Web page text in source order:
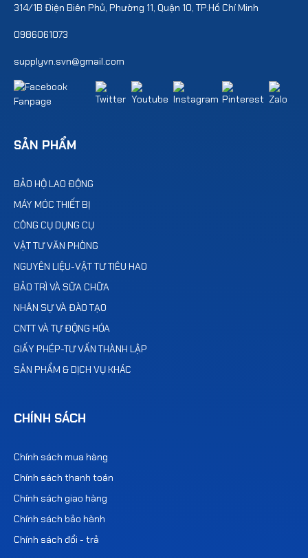
314/1B Điện Biên Phủ, Phường 11, Quận 10, TP.Hồ Chí Minh
0986061073
supplyvn.svn@gmail.com
SẢN PHẨM
BẢO HỘ LAO ĐỘNG
MÁY MÓC THIẾT BỊ
CÔNG CỤ DỤNG CỤ
VẬT TƯ VĂN PHÒNG
NGUYÊN LIỆU-VẬT TƯ TIÊU HAO
BẢO TRÌ VÀ SỮA CHỮA
NHÂN SỰ VÀ ĐÀO TẠO
CNTT VÀ TỰ ĐỘNG HÓA
GIẤY PHÉP-TƯ VẤN THÀNH LẬP
SẢN PHẨM & DỊCH VỤ KHÁC
CHÍNH SÁCH
Chính sách mua hàng
Chính sách thanh toán
Chính sách giao hàng
Chính sách bảo hành
Chính sách đổi - trả